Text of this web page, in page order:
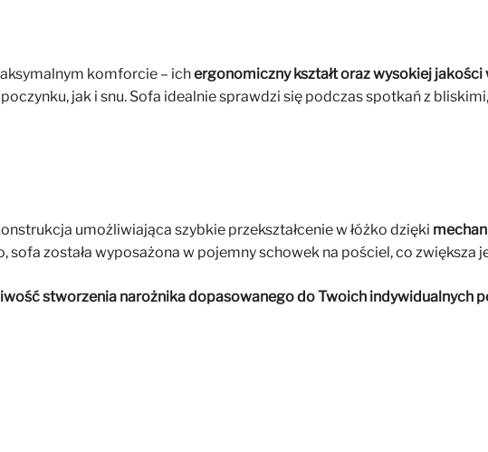
komforcie – ichergonomiczny kształt oraz wysokiej jakości
jak i snu. Sofa idealnie sprawdzi się podczas spotkań z
umożliwiająca szybkie przekształcenie w łóżko dzięki
sofa została wyposażona w pojemny schowek na pościel, co zwiększa
stworzenia narożnika dopasowanego do Twoich indywidualnych